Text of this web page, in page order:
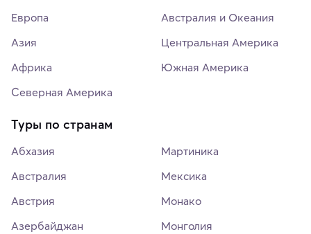
Европа
Азия
Африка
Северная Америка
Австралия и Океания
Центральная Америка
Южная Америка
Туры по странам
Абхазия
Австралия
Австрия
Азербайджан
Мартиника
Мексика
Монако
Монголия